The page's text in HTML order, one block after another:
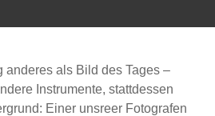
anderes als Bild des Tages –
Instrumente, stattdessen
Einer unsreer Fotografen